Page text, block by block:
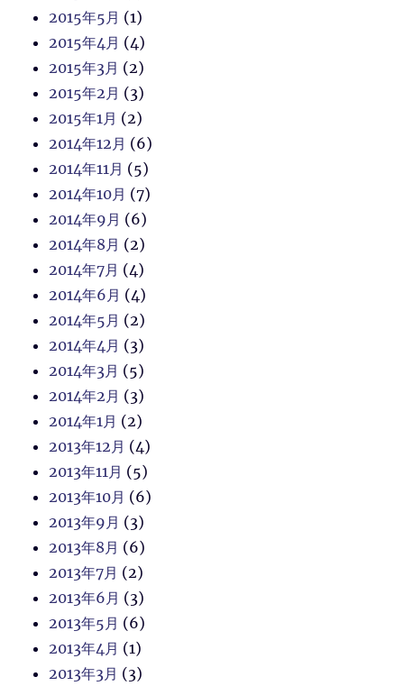
2015年5月 (1)
2015年4月 (4)
2015年3月 (2)
2015年2月 (3)
2015年1月 (2)
2014年12月 (6)
2014年11月 (5)
2014年10月 (7)
2014年9月 (6)
2014年8月 (2)
2014年7月 (4)
2014年6月 (4)
2014年5月 (2)
2014年4月 (3)
2014年3月 (5)
2014年2月 (3)
2014年1月 (2)
2013年12月 (4)
2013年11月 (5)
2013年10月 (6)
2013年9月 (3)
2013年8月 (6)
2013年7月 (2)
2013年6月 (3)
2013年5月 (6)
2013年4月 (1)
2013年3月 (3)